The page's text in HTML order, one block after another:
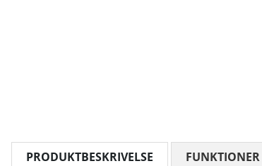
PRODUKTBESKRIVELSE FUNKTIONER